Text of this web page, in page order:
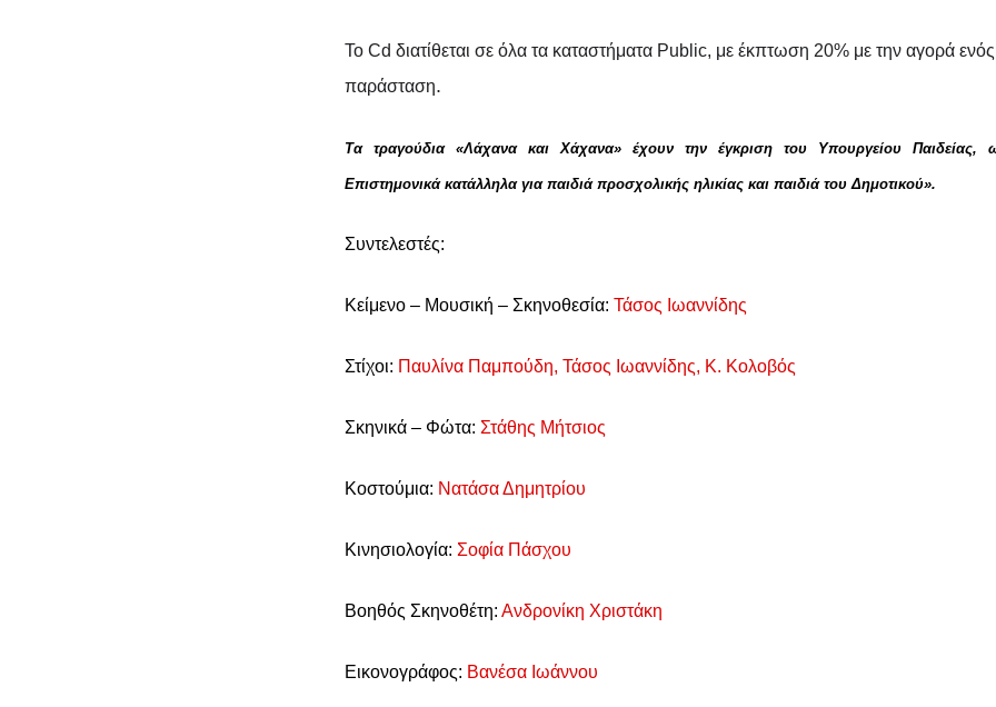
Χριστούγεννα με τα
τα Χάχανα, Η στριγγλένια
τραγουδομηχανή»
στριγγλένια
τραγουδομηχανή»
Το Cd διατίθεται σε όλα τα καταστήματα Public, με έκπτωση 20% με την αγορά ενός
παράσταση.
Τα τραγούδια «Λάχανα και Χάχανα» έχουν την έγκριση του Υπουργείου Παιδείας,
Επιστημονικά κατάλληλα για παιδιά προσχολικής ηλικίας και παιδιά του Δημοτικού».
Συντελεστές:
Κείμενο – Μουσική – Σκηνοθεσία: Τάσος Ιωαννίδης
Στίχοι: Παυλίνα Παμπούδη, Τάσος Ιωαννίδης, Κ. Κολοβός
Σκηνικά – Φώτα: Στάθης Μήτσιος
Κοστούμια: Νατάσα Δημητρίου
Κινησιολογία: Σοφία Πάσχου
Βοηθός Σκηνοθέτη: Ανδρονίκη Χριστάκη
Εικονογράφος: Βανέσα Ιωάννου